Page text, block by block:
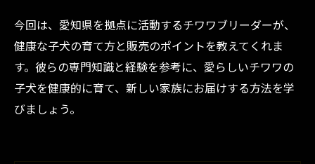
今回は、愛知県を拠点に活動するチワワブリーダーが、
健康な子犬の育て方と販売のポイントを教えてくれま
す。彼らの専門知識と経験を参考に、愛らしいチワワの
子犬を健康的に育て、新しい家族にお届けする方法を学
びましょう。